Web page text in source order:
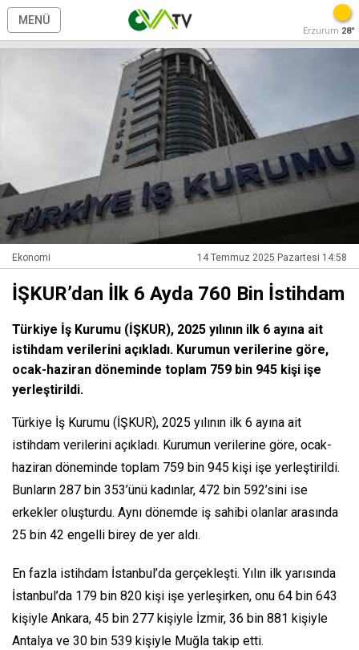
MENÜ
Erzurum 28°
Ekonomi 14 Temmuz 2025 Pazartesi 14:58
İŞKUR’dan İlk 6 Ayda 760 Bin İstihdam
Türkiye İş Kurumu (İŞKUR), 2025 yılının ilk 6 ayına ait
istihdam verilerini açıkladı. Kurumun verilerine göre,
ocak-haziran döneminde toplam 759 bin 945 kişi işe
yerleştirildi.
Türkiye İş Kurumu (İŞKUR), 2025 yılının ilk 6 ayına ait
istihdam verilerini açıkladı. Kurumun verilerine göre, ocak-
haziran döneminde toplam 759 bin 945 kişi işe yerleştirildi.
Bunların 287 bin 353’ünü kadınlar, 472 bin 592’sini ise
erkekler oluşturdu. Aynı dönemde iş sahibi olanlar arasında
25 bin 42 engelli birey de yer aldı.
En fazla istihdam İstanbul’da gerçekleşti. Yılın ilk yarısında
İstanbul’da 179 bin 820 kişi işe yerleşirken, onu 64 bin 643
kişiyle Ankara, 45 bin 277 kişiyle İzmir, 36 bin 881 kişiyle
Antalya ve 30 bin 539 kişiyle Muğla takip etti.